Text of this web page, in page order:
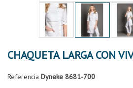
CHAQUETA LARGA CON
Referencia Dyneke 8681-700